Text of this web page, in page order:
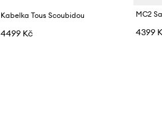
Kabelka Tous Scoubidou
4499 Kč 4399